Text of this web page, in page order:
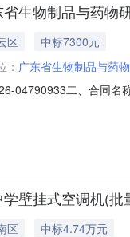
生物制品与药
区
中标7300元
： 广东省生物制品与药
04790933二、合同
东省广州市天河区天
壁挂式空调机(
区
中标4.74万元